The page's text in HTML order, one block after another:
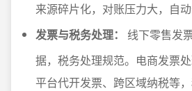
来源碎片化，对账压力大，自动
发票与税务处理：
线下零售发
据，税务处理规范。电商发票处
平台代开发票、跨区域纳税等